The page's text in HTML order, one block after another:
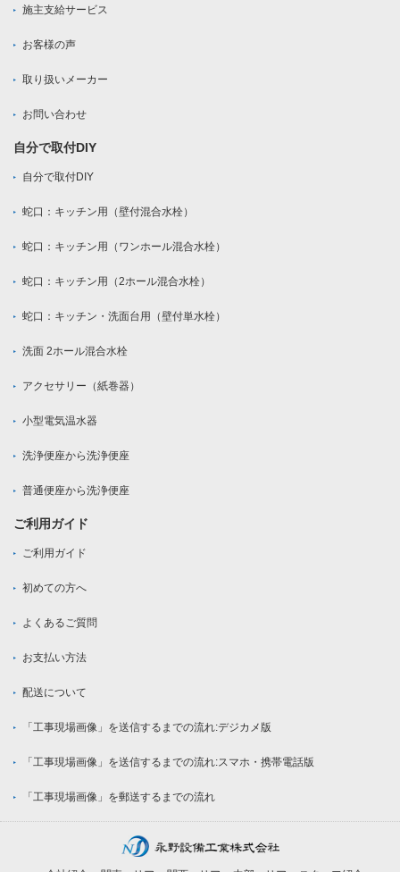
施主支給サービス
お客様の声
取り扱いメーカー
お問い合わせ
自分で取付DIY
自分で取付DIY
蛇口：キッチン用（壁付混合水栓）
蛇口：キッチン用（ワンホール混合水栓）
蛇口：キッチン用（2ホール混合水栓）
蛇口：キッチン・洗面台用（壁付単水栓）
洗面 2ホール混合水栓
アクセサリー（紙巻器）
小型電気温水器
洗浄便座から洗浄便座
普通便座から洗浄便座
ご利用ガイド
ご利用ガイド
初めての方へ
よくあるご質問
お支払い方法
配送について
「工事現場画像」を送信するまでの流れ:デジカメ版
「工事現場画像」を送信するまでの流れ:スマホ・携帯電話版
「工事現場画像」を郵送するまでの流れ